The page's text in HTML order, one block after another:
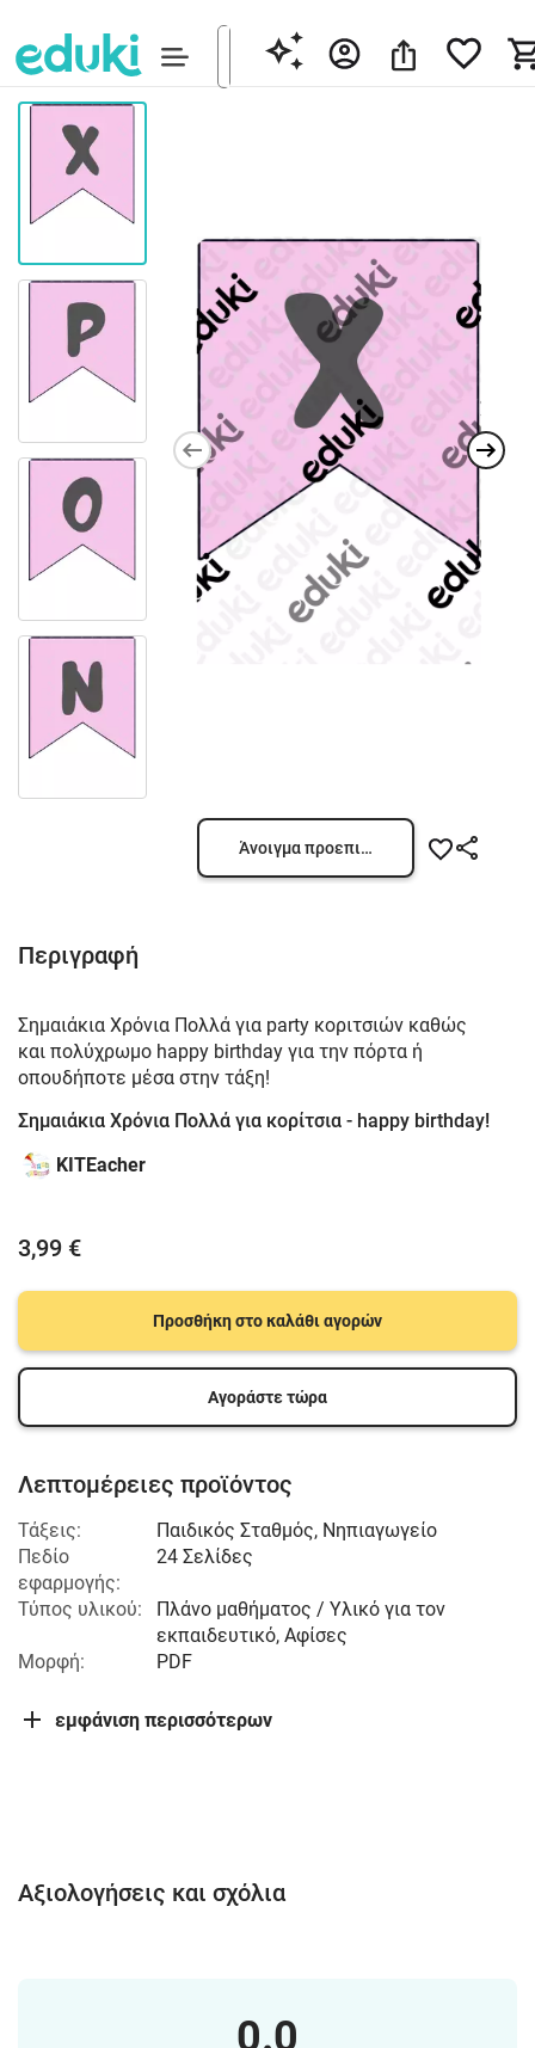
Άνοιγμα προεπισκόπησης
Περιγραφή
Σημαιάκια Χρόνια Πολλά για party κοριτσιών καθώς
και πολύχρωμο happy birthday για την πόρτα ή
οπουδήποτε μέσα στην τάξη!
Σημαιάκια Χρόνια Πολλά για κορίτσια - happy birthday!
KITEacher
3,99 €
Προσθήκη στο καλάθι αγορών
Αγοράστε τώρα
Λεπτομέρειες προϊόντος
Τάξεις: Παιδικός Σταθμός, Νηπιαγωγείο
Πεδίο
εφαρμογής:
24 Σελίδες
Τύπος υλικού:
Πλάνο μαθήματος / Υλικό για τον
εκπαιδευτικό, Αφίσες
Μορφή:
PDF
εμφάνιση περισσότερων
Αξιολογήσεις και σχόλια
0.0